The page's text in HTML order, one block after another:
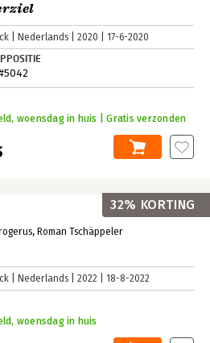
Nederlands 2020 17-6-2020
woensdag in huis | Gratis verzonden
Roman Tschäppeler
Nederlands 2022 18-8-2022
woensdag in huis
32% KORTING